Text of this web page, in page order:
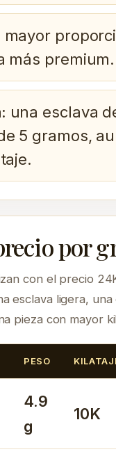
mayor
más premium.
una esclava
5 gramos,
por
con el precio
esclava ligera,
pieza con mayor
PESO
4.9
g
10K